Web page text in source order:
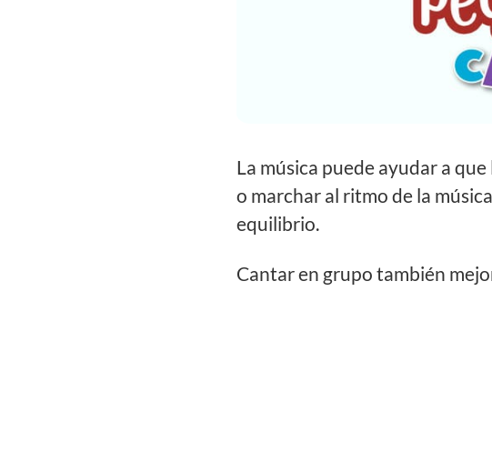
La música puede ayudar a
o marchar al ritmo de la
equilibrio.
Cantar en grupo también